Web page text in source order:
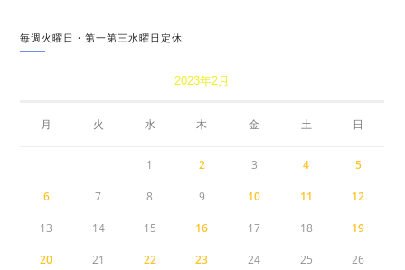
毎週火曜日・第一第三水曜日定休
2023年2月
月 火 水 木 金 土 日
1 2 3 4 5
6 7 8 9 10 11 12
13 14 15 16 17 18 19
20 21 22 23 24 25 26